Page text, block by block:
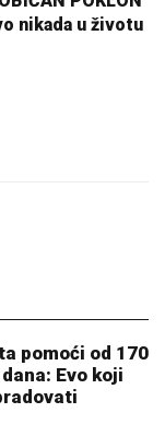
nikada u životu
pomoći od 170
Evo koji